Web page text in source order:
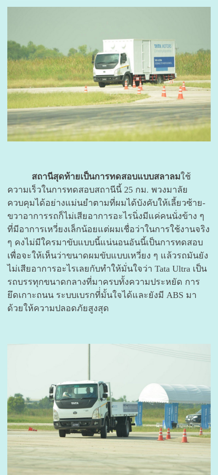
สถานีสุดท้ายเป็นการทดสอบแบบสลาลมใช้
ความเร็วในการทดสอบสถานีนี้ 25 กม. พวงมาลัย
ควบคุมได้อย่างแม่นยำตามที่ผมได้บังคับให้เลี้ยวซ้าย-
ขวาอาการรถก็ไม่เสียอาการอะไรนิ่งมีแค่คนนั่งข้าง ๆ
ที่มีอาการเหวี่ยงเล็กน้อยแต่ผมเชื่อว่าในการใช้งานจริง
ๆ คงไม่มีใครมาขับแบบนี้แน่นอนอันนี้เป็นการทดสอบ
เพื่อจะให้เห็นว่าขนาดผมขับแบบเหวี่ยง ๆ แล้วรถมันยัง
ไม่เสียอาการอะไรเลยกับทำให้มั่นใจว่า Tata Ultra เป็น
รถบรรทุกขนาดกลางที่มาครบทั้งความประหยัด การ
ยึดเกาะถนน ระบบเบรกที่่มั้นใจได้และยังมี ABS มา
ด้วยให้ความปลอดภัยสูงสุด